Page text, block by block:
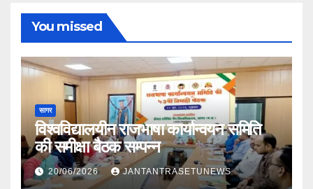
You missed
सागर
विश्वविद्यालयीन राजभाषा कार्यान्वयन समिति
की समीक्षा बैठक सम्पन्न
20/06/2026 JANTANTRASETUNEWS